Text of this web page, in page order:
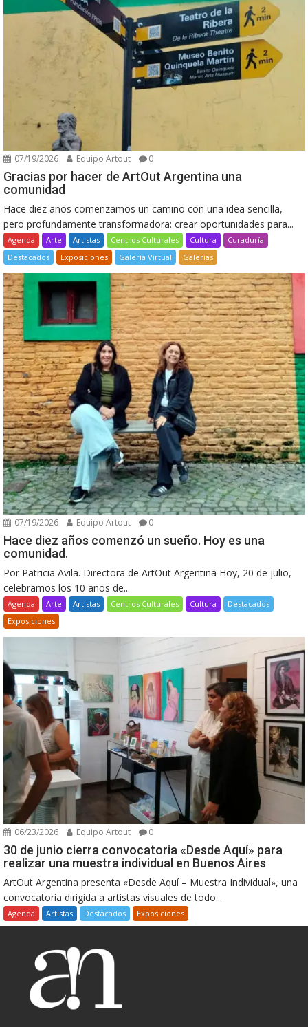
07/19/2026 Equipo Artout 0
Gracias por hacer de ArtOut Argentina una
comunidad
Hace diez años comenzamos un camino con una idea sencilla,
pero profundamente transformadora: crear oportunidades para...
Agenda Arte Artistas Centros Culturales Cultura
Curaduría
Destacados
Exposiciones Galería Virtual Galerías
07/19/2026 Equipo Artout 0
Hace diez años comenzó un sueño. Hoy es una
comunidad.
Por Patricia Avila. Directora de ArtOut Argentina Hoy, 20 de julio,
celebramos los 10 años de...
Agenda Arte Artistas Centros Culturales Cultura
Destacados
Exposiciones
06/23/2026 Equipo Artout 0
30 de junio cierra convocatoria «Desde Aquí» para
realizar una muestra individual en Buenos Aires
ArtOut Argentina presenta «Desde Aquí – Muestra Individual», una
convocatoria dirigida a artistas visuales de todo...
Agenda Artistas Destacados Exposiciones